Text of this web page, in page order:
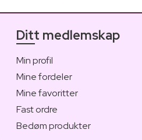
Ditt medlemskap
Min profil
Mine fordeler
Mine favoritter
Fast ordre
Bedøm produkter